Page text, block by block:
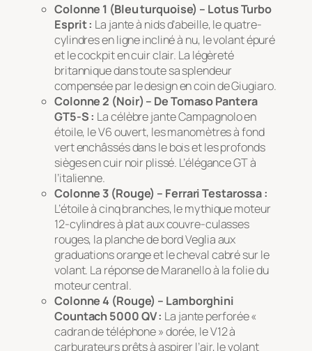
Colonne 1 (Bleu turquoise) – Lotus Turbo
Esprit: La jante à nids d’abeille, le quatre-
cylindres en ligne incliné à nu, le volant épuré
et le cockpit en cuir clair. La légèreté
britannique dans toute sa splendeur
compensée par le design en coin de Giugiaro.
Colonne 2 (Noir) – De Tomaso Pantera
GT5-S: La célèbre jante Campagnolo en
étoile, le V6 ouvert, les manomètres à fond
vert enchâssés dans le bois et les profonds
sièges en cuir noir plissé. L’élégance GT à
l’italienne.
Colonne 3 (Rouge) – FerrariTestarossa:
L’étoile à cinq branches, le mythique moteur
12-cylindres à plat aux couvre-culasses
rouges, la planche de bord Veglia aux
graduations orange et le cheval cabré sur le
volant. La réponse de Maranello à la folie du
moteur central.
Colonne 4 (Rouge) – Lamborghini
Countach5000 QV: La jante perforée «
cadran de téléphone » dorée, le V12 à
carburateurs prêts à aspirer l’air, le volant